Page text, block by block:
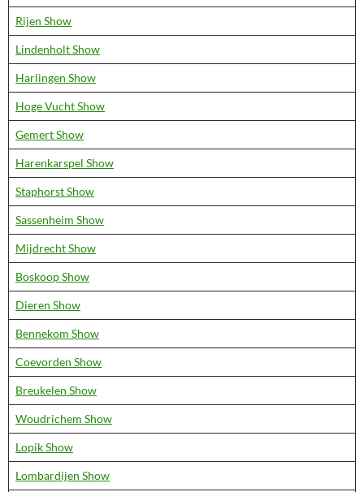
Rijen Show
Lindenholt Show
Harlingen Show
Hoge Vucht Show
Gemert Show
Harenkarspel Show
Staphorst Show
Sassenheim Show
Mijdrecht Show
Boskoop Show
Dieren Show
Bennekom Show
Coevorden Show
Breukelen Show
Woudrichem Show
Lopik Show
Lombardijen Show